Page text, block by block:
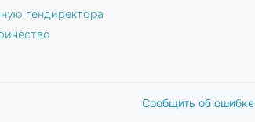
гендиректора
Сообщить об ошибке